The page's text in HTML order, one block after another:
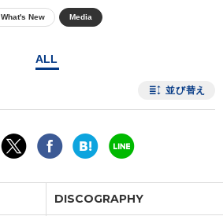
What's New Media
ALL
並び替え
DISCOGRAPHY